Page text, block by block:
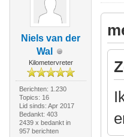
Niels van der
Wal
Kilometervreter
Berichten: 1.230
Topics: 16
Lid sinds: Apr 2017
Bedankt: 403
2439 x bedankt in
957 berichten